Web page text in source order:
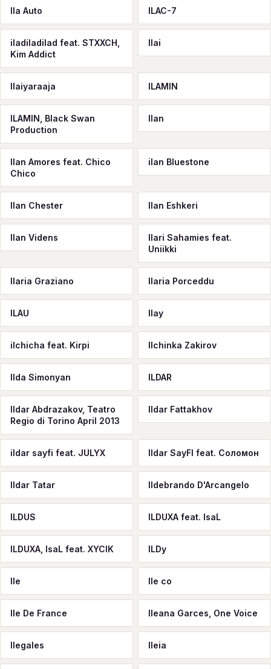
Ila Auto ILAC-7
iladiladilad feat. STXXCH,
Kim Addict
Ilai
Ilaiyaraaja ILAMIN
ILAMIN, Black Swan
Production
Ilan
Ilan Amores feat. Chico
Chico
ilan Bluestone
Ilan Chester Ilan Eshkeri
Ilan Videns
Ilari Sahamies feat.
Uniikki
Ilaria Graziano Ilaria Porceddu
ILAU Ilay
ilchicha feat. Kirpi Ilchinka Zakirov
Ilda Simonyan ILDAR
Ildar Abdrazakov, Teatro
Regio di Torino April 2013
Ildar Fattakhov
ildar sayfi feat. JULYX Ildar SayFI feat. Соломон
Ildar Tatar Ildebrando D'Arcangelo
ILDUS ILDUXA feat. IsaL
ILDUXA, IsaL feat. XYCIK ILDy
Ile Ile co
Ile De France Ileana Garces, One Voice
Ilegales Ileia